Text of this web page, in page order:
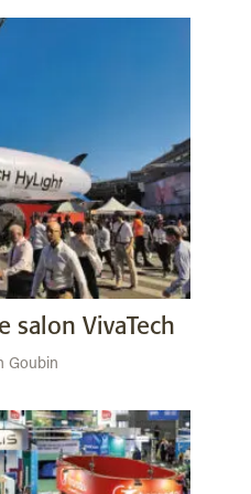
salon VivaTech
Goubin